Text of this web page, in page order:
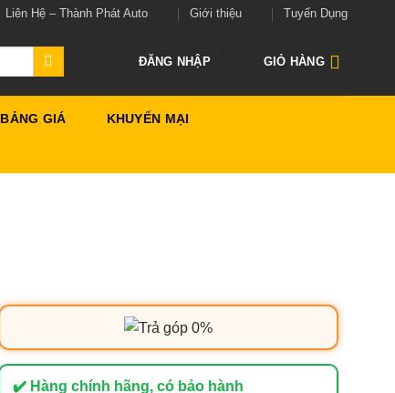
Liên Hệ – Thành Phát Auto Giới thiệu Tuyển Dụng
ĐĂNG NHẬP GIỎ HÀNG
BẢNG GIÁ KHUYẾN MẠI
✔️ Hàng chính hãng, có bảo hành